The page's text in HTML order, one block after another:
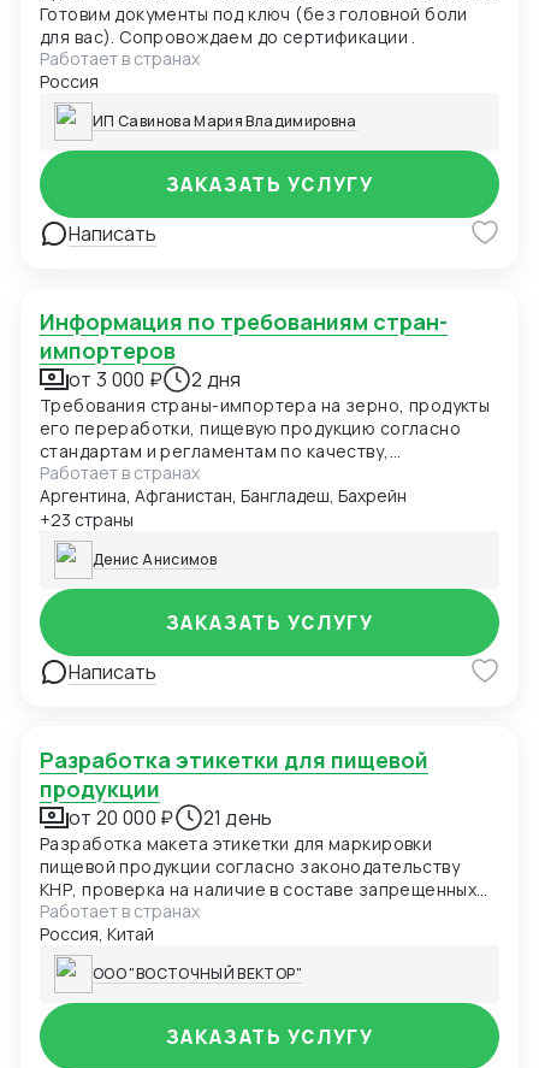
Готовим документы под ключ (без головной боли
для вас). Сопровождаем до сертификации .
Работает в странах
Россия
ИП Савинова Мария Владимировна
Написать
ЗАКАЗАТЬ УСЛУГУ
Информация по требованиям стран-
импортеров
от 3 000 ₽ 2 дня
Требования страны-импортера на зерно, продукты
его переработки, пищевую продукцию согласно
стандартам и регламентам по качеству,
безопасности и иным требованиям. Данные могут
быть представлены в виде чек-листа, формат Excel,
pdf. Первый заказ бесплатно в рамках специального
предложения.
Работает в странах
Аргентина, Афганистан, Бангладеш, Бахрейн
+23 страны
Денис Анисимов
Написать
ЗАКАЗАТЬ УСЛУГУ
Разработка этикетки для пищевой
продукции
от 20 000 ₽ 21 день
Разработка макета этикетки для маркировки
пищевой продукции согласно законодательству
КНР, проверка на наличие в составе запрещенных
элементов
Работает в странах
Россия, Китай
ООО "ВОСТОЧНЫЙ ВЕКТОР"
ЗАКАЗАТЬ УСЛУГУ